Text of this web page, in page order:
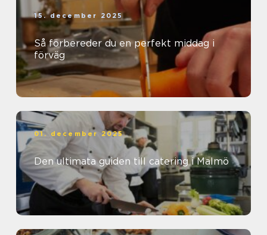
15. december 2025
Så förbereder du en perfekt middag i
förväg
01. december 2025
Den ultimata guiden till catering i Malmö